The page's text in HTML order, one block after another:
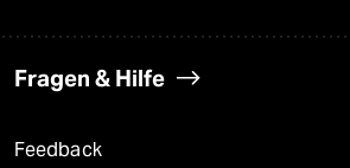
Fragen & Hilfe
Feedback